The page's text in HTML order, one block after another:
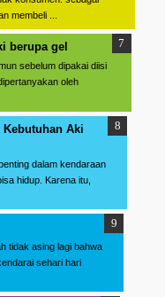
membeli ...
berupa gel
sebelum dipakai diisi
oleh
Aki
dalam kendaraan
hidup. Karena itu,
asing lagi bahwa
sehari hari